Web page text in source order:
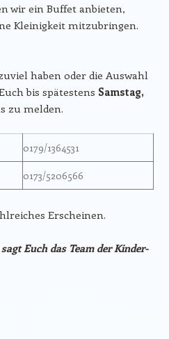
wir ein Buffet anbieten,
Kleinigkeit mitzubringen.
haben oder die Auswahl
bis spätestens Samstag,
zu melden.
0179/1364531
0173/5206566
Erscheinen.
Euch das Team der Kinder-